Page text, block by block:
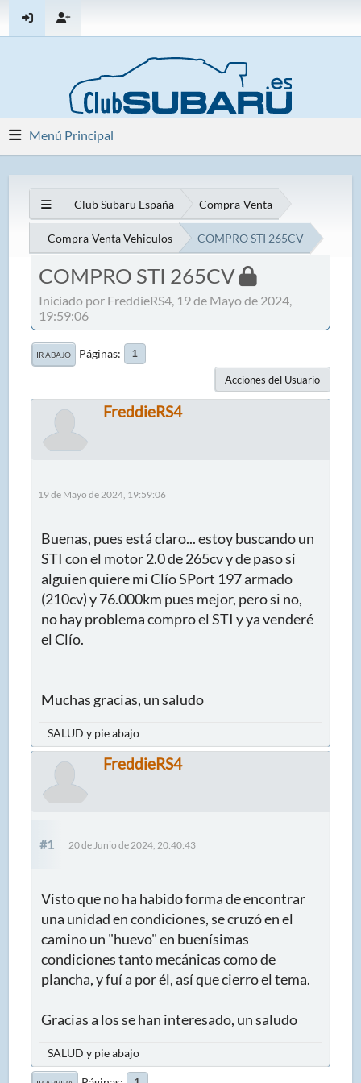
Menú Principal
Club Subaru España Compra-Venta
Compra-Venta Vehiculos COMPRO STI 265CV
COMPRO STI 265CV
Iniciado por FreddieRS4, 19 de Mayo de 2024,
19:59:06
IR ABAJO Páginas 1
Acciones del Usuario
FreddieRS4
19 de Mayo de 2024, 19:59:06
Buenas, pues está claro... estoy buscando un
STI con el motor 2.0 de 265cv y de paso si
alguien quiere mi Clío SPort 197 armado
(210cv) y 76.000km pues mejor, pero si no,
no hay problema compro el STI y ya venderé
el Clío.
Muchas gracias, un saludo
SALUD y pie abajo
FreddieRS4
#1 20 de Junio de 2024, 20:40:43
Visto que no ha habido forma de encontrar
una unidad en condiciones, se cruzó en el
camino un "huevo" en buenísimas
condiciones tanto mecánicas como de
plancha, y fuí a por él, así que cierro el tema.
Gracias a los se han interesado, un saludo
SALUD y pie abajo